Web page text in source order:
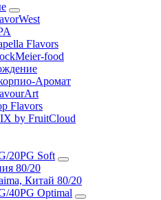
Flavors
food
Аромат
Flavors
by FruitCloud
20PG Soft
80/20
Китай 80/20
40PG Optimal